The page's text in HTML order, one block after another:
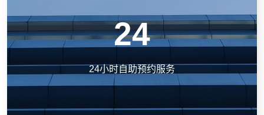
24
24小时自助预约服务